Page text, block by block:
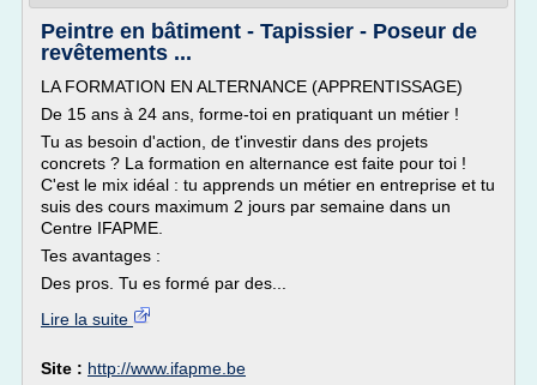
Peintre en bâtiment - Tapissier - Poseur de
revêtements ...
LA FORMATION EN ALTERNANCE (APPRENTISSAGE)
De 15 ans à 24 ans, forme-toi en pratiquant un métier !
Tu as besoin d'action, de t'investir dans des projets
concrets ? La formation en alternance est faite pour toi !
C'est le mix idéal : tu apprends un métier en entreprise et tu
suis des cours maximum 2 jours par semaine dans un
Centre IFAPME.
Tes avantages :
Des pros. Tu es formé par des...
Lire la suite
Site : http://www.ifapme.be